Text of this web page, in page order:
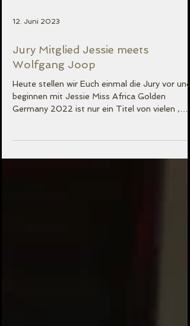
Jury Mitglied Jessie meets
Wolfgang Joop
Heute stellen wir Euch einmal die Jury vor und
beginnen mit Jessie Miss Africa Golden
welche...